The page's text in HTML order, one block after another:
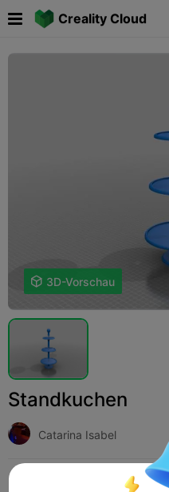
Creality Cloud
 3D-Vorschau
Standkuchen
Catarina Isabel
Print Settings Hinzufügen